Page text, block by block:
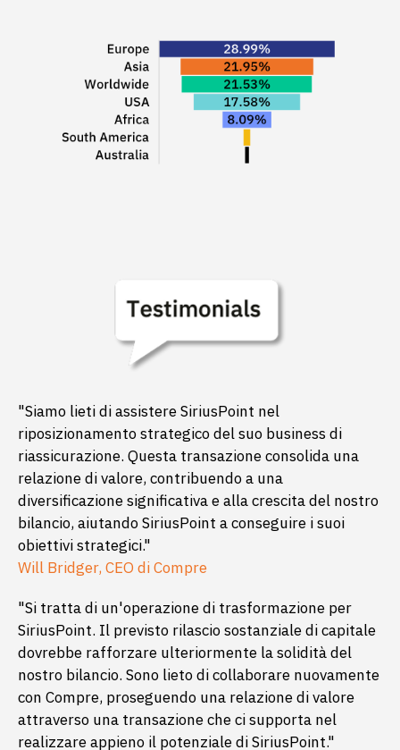
"Siamo lieti di assistere SiriusPoint nel
riposizionamento strategico del suo business di
riassicurazione. Questa transazione consolida una
relazione di valore, contribuendo a una
diversificazione significativa e alla crescita del nostro
bilancio, aiutando SiriusPoint a conseguire i suoi
obiettivi strategici."
Will Bridger, CEO di Compre
"Si tratta di un'operazione di trasformazione per
SiriusPoint. Il previsto rilascio sostanziale di capitale
dovrebbe rafforzare ulteriormente la solidità del
nostro bilancio. Sono lieto di collaborare nuovamente
con Compre, proseguendo una relazione di valore
attraverso una transazione che ci supporta nel
realizzare appieno il potenziale di SiriusPoint."